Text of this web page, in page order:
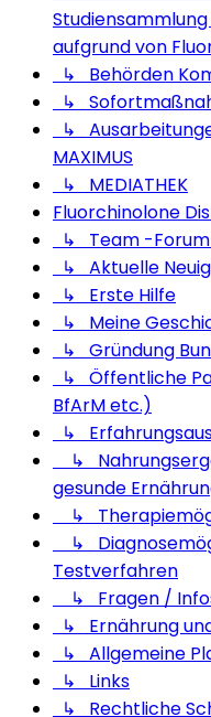
aufgrund von
↳ Behörden
↳
↳
MAXIMUS
↳ MEDIATHEK
Fluorchinolone
↳ Team -
↳ Aktuelle
↳ Erste Hilfe
↳ Meine
↳ Gründung
↳ Öffentliche
BfArM etc.)
↳
↳
gesunde
↳
↳
Testverfahren
↳ Fragen /
↳ Ernährung
↳ Allgemeine
↳ Links
↳ Rechtliche